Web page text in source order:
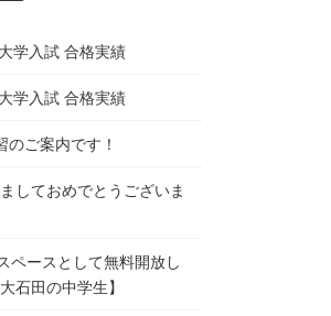
学入試 合格実績
学入試 合格実績
のご案内です！
しておめでとうございま
ペースとして無料開放し
石田の中学生】